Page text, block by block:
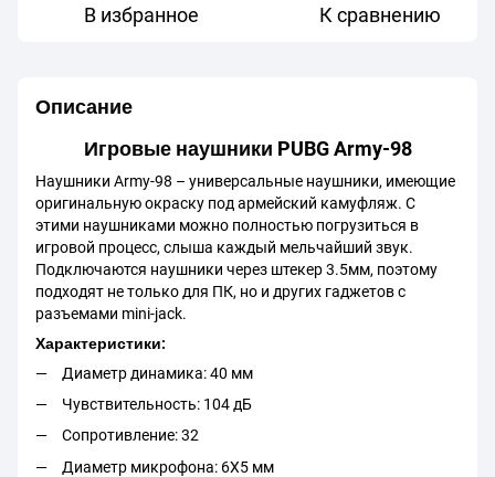
В избранное К сравнению
Описание
Игровые наушники PUBG Army-98
Наушники Army-98 – универсальные наушники, имеющие
оригинальную окраску под армейский камуфляж. С
этими наушниками можно полностью погрузиться в
игровой процесс, слыша каждый мельчайший звук.
Подключаются наушники через штекер 3.5мм, поэтому
подходят не только для ПК, но и других гаджетов с
разъемами mini-jack.
Характеристики:
Диаметр динамика: 40 мм
Чувствительность: 104 дБ
Сопротивление: 32
Диаметр микрофона: 6X5 мм